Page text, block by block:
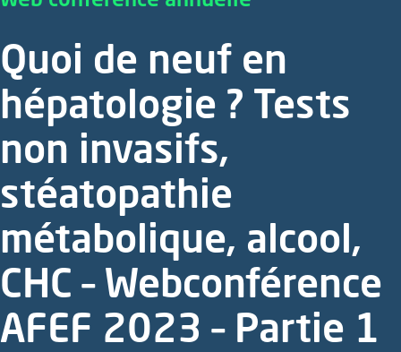
Quoi de neuf en
hépatologie ? Tests
non invasifs,
stéatopathie
métabolique, alcool,
CHC – Webconférence
AFEF 2023 – Partie 1